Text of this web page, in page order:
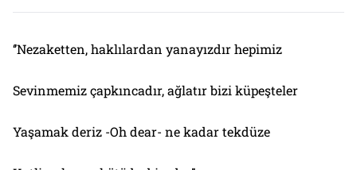
‘’Nezaketten, haklılardan yanayızdır hepimiz
Sevinmemiz çapkıncadır, ağlatır bizi küpeşteler
Yaşamak deriz -Oh dear- ne kadar tekdüze